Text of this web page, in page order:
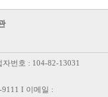
번호 : 104-82-13031
I 이메일 :